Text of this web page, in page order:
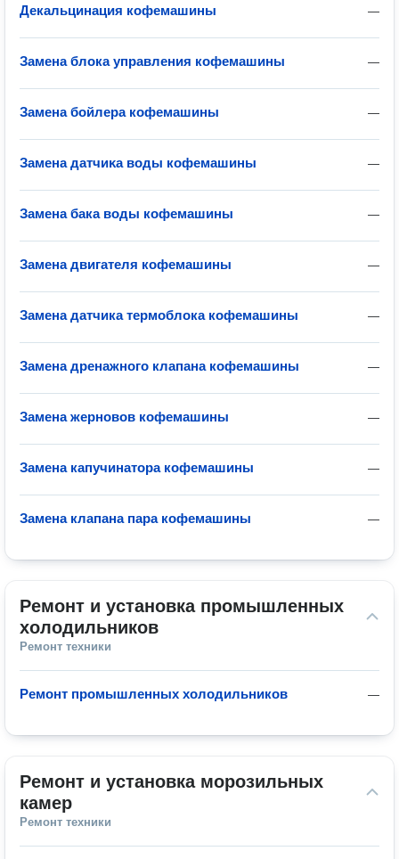
—
Декальцинация кофемашины
—
Замена блока управления кофемашины
—
Замена бойлера кофемашины
—
Замена датчиĸа воды кофемашины
—
Замена бака воды кофемашины
—
Замена двигателя кофемашины
—
Замена датчика термоблока кофемашины
—
Замена дренажного клапана кофемашины
—
Замена жерновов кофемашины
—
Замена капучинатора кофемашины
—
Замена клапана пара кофемашины
Ремонт и установка промышленных
холодильников
Ремонт техники
—
Ремонт промышленных холодильников
Ремонт и установка морозильных
камер
Ремонт техники